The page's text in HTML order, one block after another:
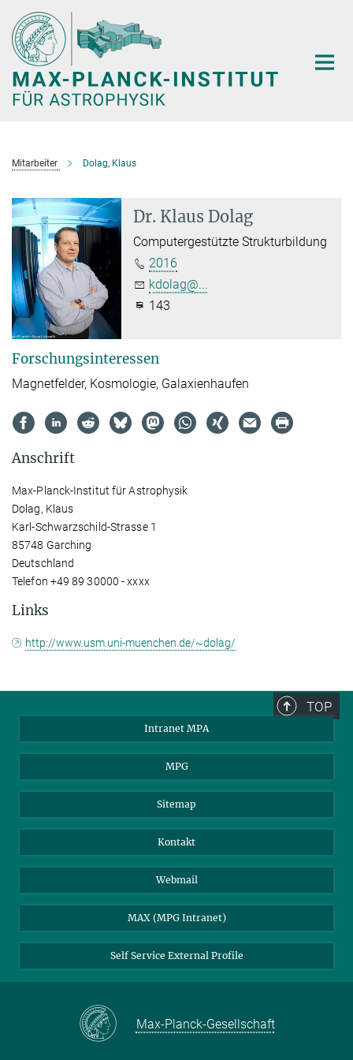
Hauptinhalt
Mitarbeiter Dolag, Klaus
Dr. Klaus Dolag
Computergestützte Strukturbildung
2016
kdolag@...
143
Forschungsinteressen
Magnetfelder, Kosmologie, Galaxienhaufen
Anschrift
Max-Planck-Institut für Astrophysik
Dolag, Klaus
Karl-Schwarzschild-Strasse 1
85748 Garching
Deutschland
Telefon +49 89 30000 - xxxx
Links
http://www.usm.uni-muenchen.de/~dolag/
TOP
Intranet MPA
MPG
Sitemap
Kontakt
Webmail
MAX (MPG Intranet)
Self Service External Profile
Max-Planck-Gesellschaft